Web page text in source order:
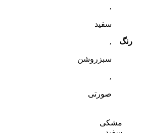
رنگ
,
سفید
,
سبزروشن
,
صورتی
مشکی